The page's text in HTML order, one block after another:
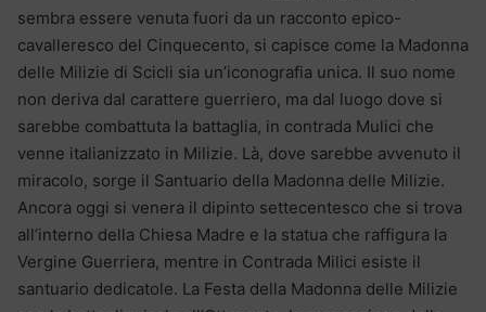
sembra essere venuta fuori da un racconto epico-
cavalleresco del Cinquecento, si capisce come la Madonna
delle Milizie di Scicli sia un’iconografia unica. Il suo nome
non deriva dal carattere guerriero, ma dal luogo dove si
sarebbe combattuta la battaglia, in contrada Mulici che
venne italianizzato in Milizie. Là, dove sarebbe avvenuto il
miracolo, sorge il Santuario della Madonna delle Milizie.
Ancora oggi si venera il dipinto settecentesco che si trova
all’interno della Chiesa Madre e la statua che raffigura la
Vergine Guerriera, mentre in Contrada Milici esiste il
santuario dedicatole. La Festa della Madonna delle Milizie